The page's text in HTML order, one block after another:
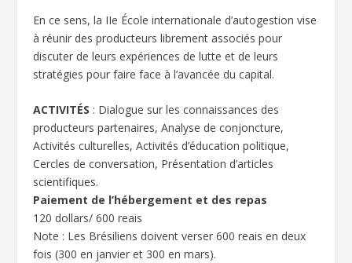
En ce sens, la IIe École internationale d’autogestion vise
à réunir des producteurs librement associés pour
discuter de leurs expériences de lutte et de leurs
stratégies pour faire face à l’avancée du capital.
ACTIVITÉS : Dialogue sur les connaissances des
producteurs partenaires, Analyse de conjoncture,
Activités culturelles, Activités d’éducation politique,
Cercles de conversation, Présentation d’articles
scientifiques.
Paiement de l’hébergement et des repas
120 dollars/ 600 reais
Note : Les Brésiliens doivent verser 600 reais en deux
fois (300 en janvier et 300 en mars).